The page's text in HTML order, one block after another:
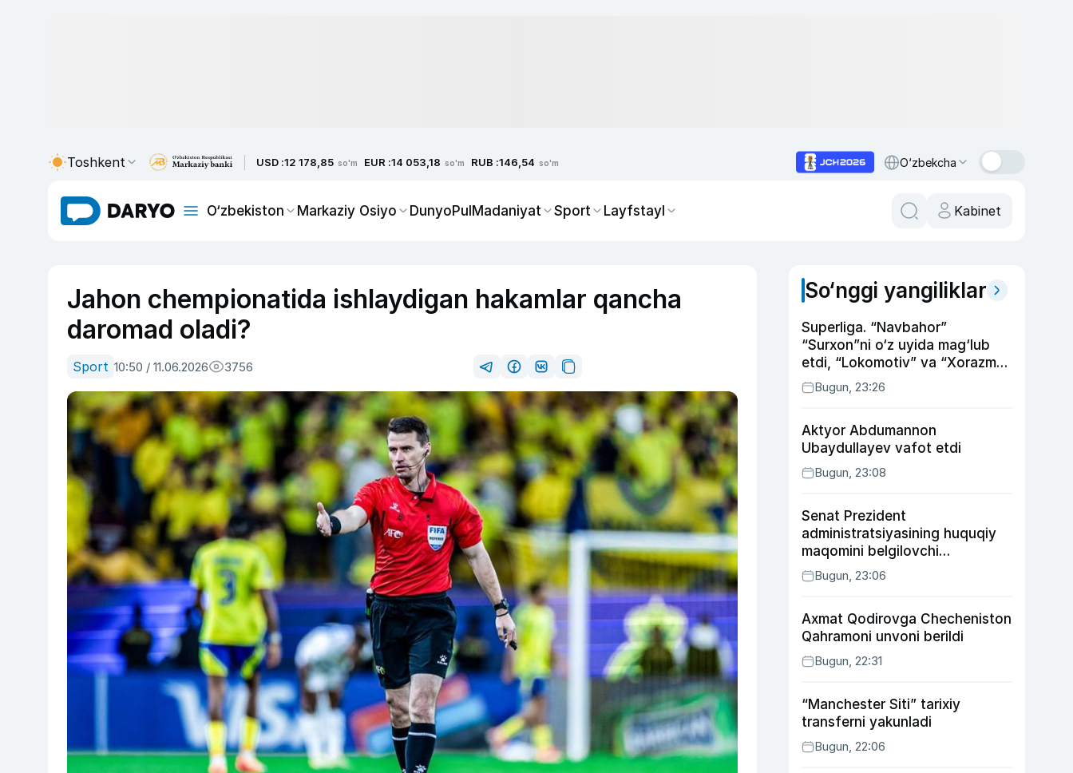
Toshkent USD :12 178,85 so'm EUR :14 053,18 so'm RUB :146,54 so'm O‘zbekcha
O‘zbekiston Markaziy Osiyo DunyoPulMadaniyat Sport Layfstayl Kabinet
Jahon chempionatida ishlaydigan hakamlar qancha
daromad oladi?
Sport 10:50 / 11.06.2026 3756
So‘nggi yangiliklar
Superliga. “Navbahor”
“Surxon”ni o‘z uyida mag‘lub
etdi, “Lokomotiv” va “Xorazm”
uyda g‘alaba qozondi
Bugun, 23:26
Aktyor Abdu­mannon
Ubaydullayev vafot etdi
Bugun, 23:08
Senat Prezident
administratsiyasining huquqiy
maqomini belgilovchi
konstitutsiyaviy qonunni
ma’qulladi
Bugun, 23:06
Axmat Qodirovga Checheniston
Qahramoni unvoni berildi
Bugun, 22:31
“Manchester Siti” tarixiy
transferni yakunladi
Bugun, 22:06